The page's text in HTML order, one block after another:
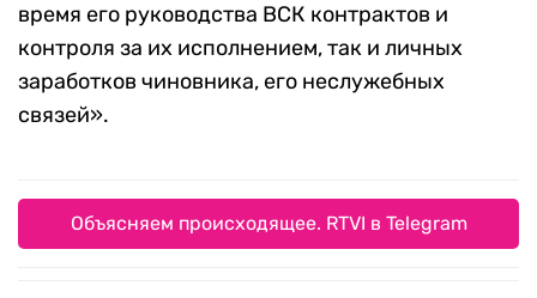
время его руководства ВСК контрактов и
контроля за их исполнением, так и личных
заработков чиновника, его неслужебных
связей».
Объясняем происходящее. RTVI в Telegram